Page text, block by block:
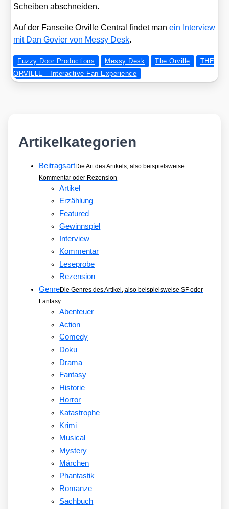
Schei­ben abschnei­den.
Auf der Fan­sei­te Orville Cen­tral fin­det manein Inter­view
mit Dan Govier von Mes­sy Desk.
Fuzzy Door Productions Messy Desk The Orville
THE
ORVILLE - Interactive Fan Experience
Artikelkategorien
BeitragsartDie Art des Artikels, also beispielsweise
Kommentar oder Rezension
Artikel
Erzählung
Featured
Gewinnspiel
Interview
Kommentar
Leseprobe
Rezension
GenreDie Genres des Artikel, also beispielsweise SF oder
Fantasy
Abenteuer
Action
Comedy
Doku
Drama
Fantasy
Historie
Horror
Katastrophe
Krimi
Musical
Mystery
Märchen
Phantastik
Romanze
Sachbuch